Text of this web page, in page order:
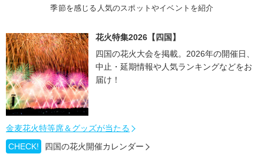
季節を感じる人気のスポットやイベントを紹介
花火特集2026【四国】
四国の花火大会を掲載。2026年の開催日、
中止・延期情報や人気ランキングなどをお
届け！
金麦花火特等席＆グッズが当たる
CHECK!
四国の花火開催カレンダー